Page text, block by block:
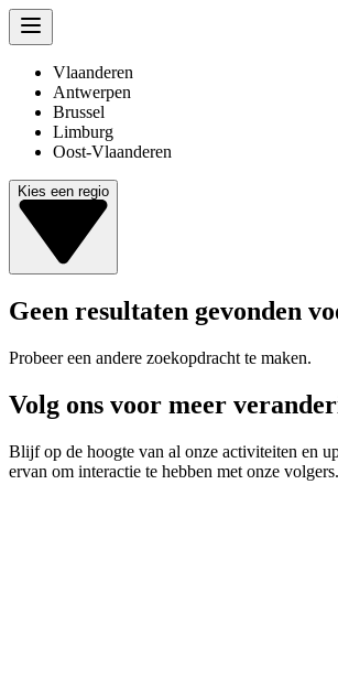
Vlaanderen
Antwerpen
Brussel
Limburg
Oost-Vlaanderen
Kies een regio
Geen resultaten gevonden
Probeer een andere zoekopdracht te maken.
Volg ons voor meer
Blijf op de hoogte van al onze activiteiten en
ervan om interactie te hebben met onze